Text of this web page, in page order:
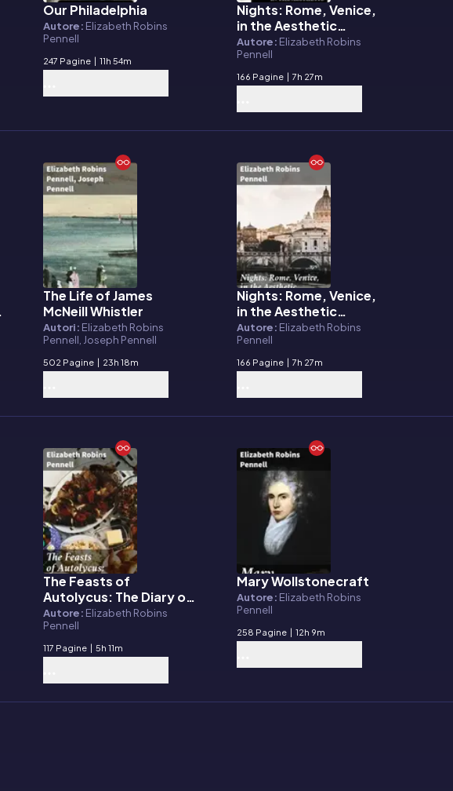
E-book
Our Philadelphia
Autore: Elizabeth Robins
Pennell
247 Pagine | 11h 54m
E-book
Nights: Rome, Venice,
in the Aesthetic
Eighties; London, Paris,
in the Fighting Nineties
Autore: Elizabeth Robins
Pennell
166 Pagine | 7h 27m
E-book
The Life of James
McNeill Whistler
Autori: Elizabeth Robins
Pennell, Joseph Pennell
502 Pagine | 23h 18m
E-book
Nights: Rome, Venice,
in the Aesthetic
Eighties; London, Paris,
in the Fighting Nineties
Autore: Elizabeth Robins
Pennell
166 Pagine | 7h 27m
E-book
The Feasts of
Autolycus: The Diary of
a Greedy Woman
Autore: Elizabeth Robins
Pennell
117 Pagine | 5h 11m
E-book
Mary Wollstonecraft
Autore: Elizabeth Robins
Pennell
258 Pagine | 12h 9m